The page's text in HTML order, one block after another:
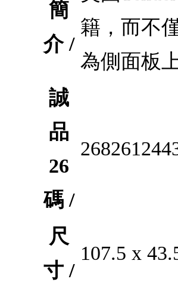
簡
介 /
籍，而不
為側面板
誠
品
26
碼 /
尺
寸 /
107.5 x